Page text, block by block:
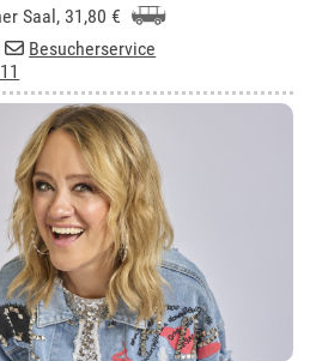
Saal, 31,80 €
Besucherservice